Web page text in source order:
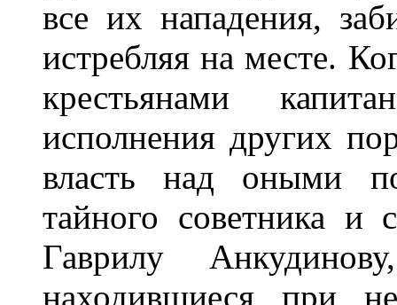
все их нападения,
истребляя на месте.
крестьянами
исполнения других
власть над оными
тайного советника и
Гаврилу
находившиеся при